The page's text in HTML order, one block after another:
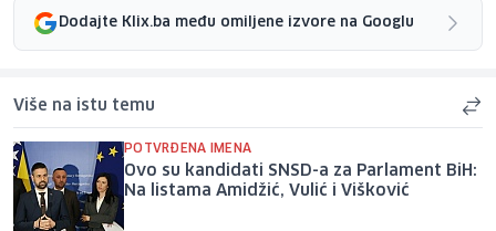
Dodajte Klix.ba među omiljene izvore na Googlu
Više na istu temu
POTVRĐENA IMENA
Ovo su kandidati SNSD-a za Parlament BiH:
Na listama Amidžić, Vulić i Višković